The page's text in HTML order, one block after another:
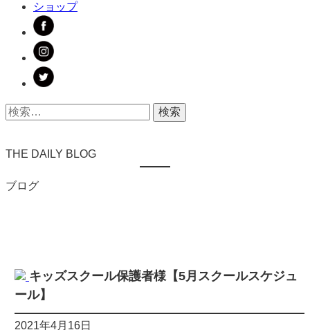
ショップ
THE DAILY BLOG
ブログ
キッズスクール保護者様【5月スクールスケジュ
ール】
2021年4月16日